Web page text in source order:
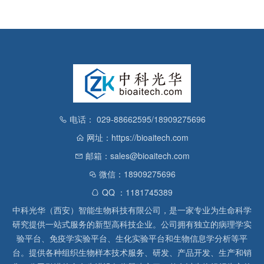
电话： 029-88662595/18909275696
网址：https://bioaitech.com
邮箱：sales@bioaitech.com
微信：18909275696
QQ ：1181745389
中科光华（西安）智能生物科技有限公司，是一家专业为生命科学
研究提供一站式服务的新型高科技企业。公司拥有独立的病理学实
验平台、免疫学实验平台、生化实验平台和生物信息学分析等平
台。提供各种组织生物样本技术服务、研发、产品开发、生产和销